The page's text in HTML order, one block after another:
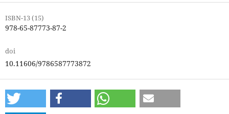
ISBN-13 (15)
978-65-87773-87-2
doi
10.11606/9786587773872